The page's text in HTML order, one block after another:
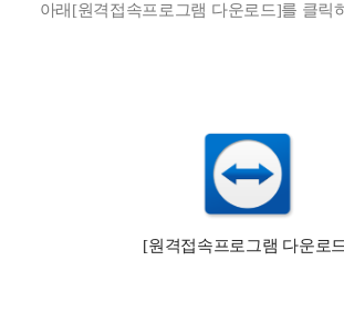
아래[원격접속프로그램 다운로드]를 클릭
[원격접속프로그램 다운로